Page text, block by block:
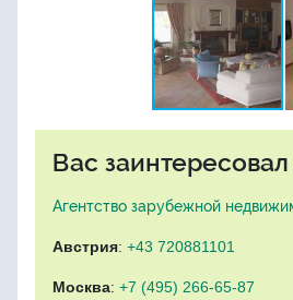
Вас
Агентство зарубежной
Австрия: +43 720881101
Москва: +7 (495) 266-65-87